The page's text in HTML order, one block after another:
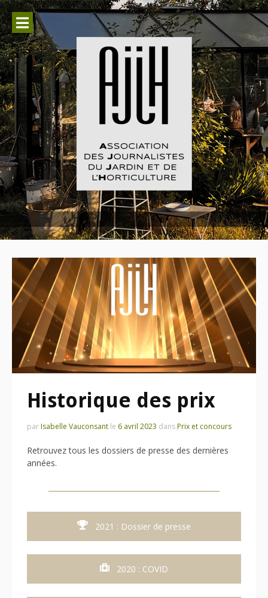
Aller
au
contenu
Association des Journalistes du
Jardin et de l'Horticulture
Historique des prix
parIsabelle Vauconsant le 6 avril 2023 dansPrix et concours
Retrouvez tous les dossiers de presse des dernières
années.
2021 : Dossier de presse
2020 : COVID